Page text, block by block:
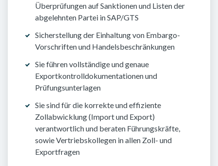
Überprüfungen auf Sanktionen und Listen der
abgelehnten Partei in SAP/GTS
Sicherstellung der Einhaltung von Embargo-
Vorschriften und Handelsbeschränkungen
Sie führen vollständige und genaue
Exportkontrolldokumentationen und
Prüfungsunterlagen
Sie sind für die korrekte und effiziente
Zollabwicklung (Import und Export)
verantwortlich und beraten Führungskräfte,
sowie Vertriebskollegen in allen Zoll- und
Exportfragen